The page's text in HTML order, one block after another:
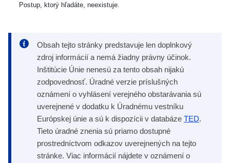
Postup, ktorý hľadáte, neexistuje.
Obsah tejto stránky predstavuje len doplnkový
zdroj informácií a nemá žiadny právny účinok.
Inštitúcie Únie nenesú za tento obsah nijakú
zodpovednosť. Úradné verzie príslušných
oznámení o vyhlásení verejného obstarávania sú
uverejnené v dodatku k Úradnému vestníku
Európskej únie a sú k dispozícii v databáze TED.
Tieto úradné znenia sú priamo dostupné
prostredníctvom odkazov uverejnených na tejto
stránke. Viac informácií nájdete v oznámení o